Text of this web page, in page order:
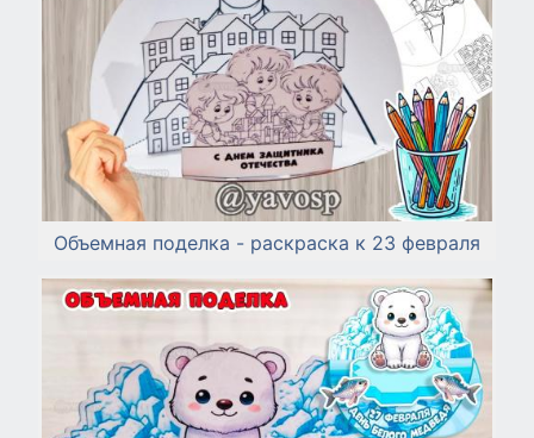
Объемная поделка - раскраска к 23 февраля